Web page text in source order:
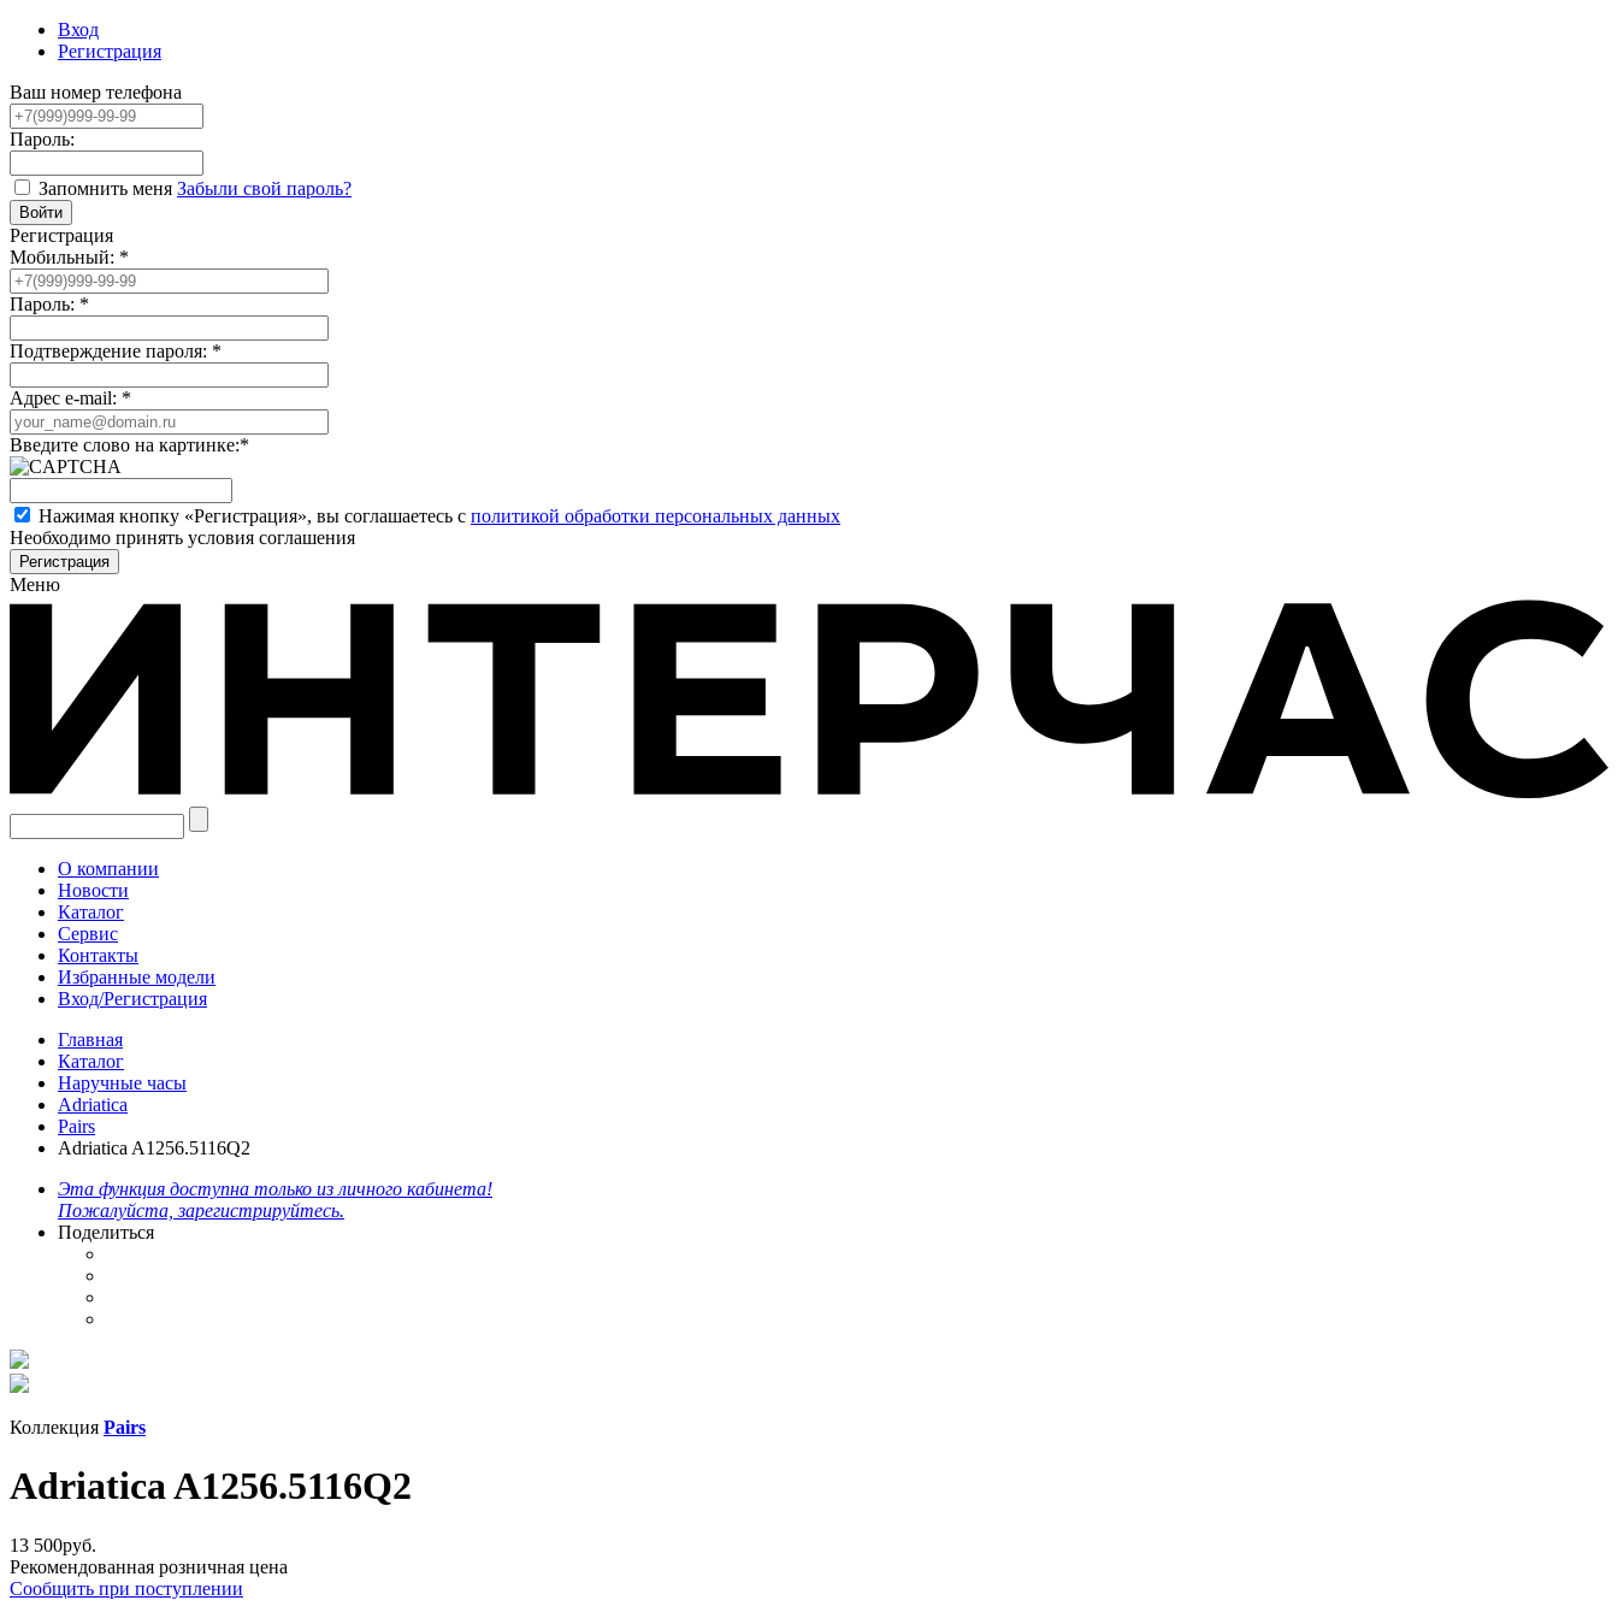
Вход
Регистрация
Ваш номер телефона
Пароль:
Запомнить меня Забыли свой пароль?
Регистрация
Мобильный: *
Пароль: *
Подтверждение пароля: *
Адрес e-mail: *
Введите слово на картинке:*
Нажимая кнопку «Регистрация», вы соглашаетесь с политикой обработки персональных данных
Необходимо принять условия соглашения
Меню
О компании
Новости
Каталог
Сервис
Контакты
Избранные модели
Вход/Регистрация
Главная
Каталог
Наручные часы
Adriatica
Pairs
Adriatica A1256.5116Q2
Эта функция доступна только из личного кабинета!
Пожалуйста, зарегистрируйтесь.
Поделиться
Коллекция Pairs
Adriatica A1256.5116Q2
13 500руб.
Рекомендованная розничная цена
Сообщить при поступлении